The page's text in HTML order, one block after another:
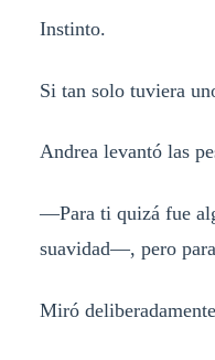
Instinto.
Si tan solo tuviera
Andrea levantó las
—Para ti quizá fue
suavidad—, pero
Miró